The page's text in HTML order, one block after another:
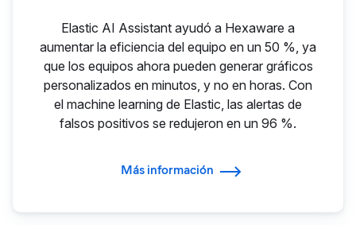
Elastic AI Assistant ayudó a Hexaware a
aumentar la eficiencia del equipo en un 50 %, ya
que los equipos ahora pueden generar gráficos
personalizados en minutos, y no en horas. Con
el machine learning de Elastic, las alertas de
falsos positivos se redujeron en un 96 %.
Más información